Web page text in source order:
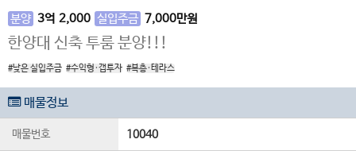
분양 3억 2,000 실입주금 7,000만원
한양대 신축 투룸 분양!!!
#낮은 실입주금 #수익형·갭투자 #복층·테라스
매물정보
매물번호 10040